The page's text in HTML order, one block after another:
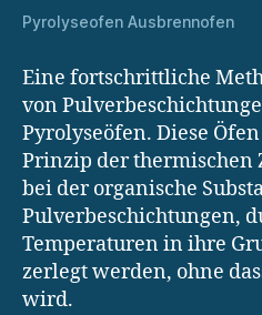
Pyrolyseofen Ausbrennofen
Eine fortschrittliche
von
Pyrolyseöfen. Diese
Prinzip der thermischen
bei der organische
Pulverbeschichtungen,
Temperaturen in ihre
zerlegt werden, ohne
wird.